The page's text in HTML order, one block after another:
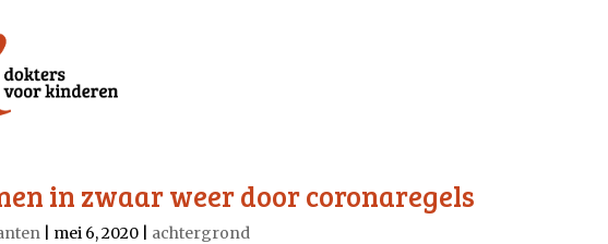
in zwaar weer door coronaregels
mei 6, 2020 achtergrond